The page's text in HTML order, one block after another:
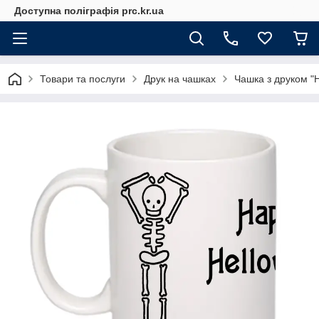
Доступна поліграфія prc.kr.ua
Товари та послуги Друк на чашках Чашка з друком